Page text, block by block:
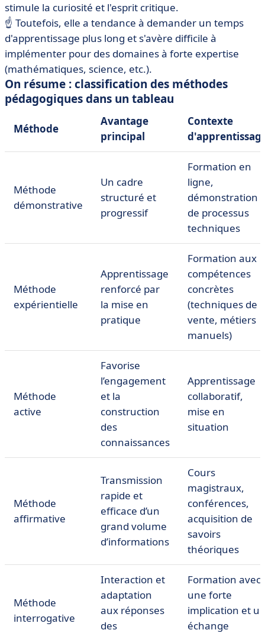
stimule la curiosité et l'esprit critique.
☝️ Toutefois, elle a tendance à demander un temps
d'apprentissage plus long et s'avère difficile à
implémenter pour des domaines à forte expertise
(mathématiques, science, etc.).
On résume : classification des méthodes
pédagogiques dans un tableau
Méthode
Avantage
principal
Contexte
Méthode
démonstrative
Un cadre
structuré et
progressif
Formation en
ligne,
démonstration
de processus
techniques
Méthode
expérientielle
Apprentissage
renforcé par
la mise en
pratique
Formation aux
compétences
concrètes
(techniques de
vente, métiers
manuels)
Méthode
active
Favorise
l’engagement
et la
construction
des
connaissances
Apprentissage
collaboratif,
mise en
situation
Méthode
affirmative
Transmission
rapide et
efficace d’un
grand volume
d’informations
Cours
magistraux,
conférences,
acquisition de
savoirs
théoriques
Méthode
interrogative
Interaction et
adaptation
aux réponses
des
Formation avec
une forte
implication et
échange